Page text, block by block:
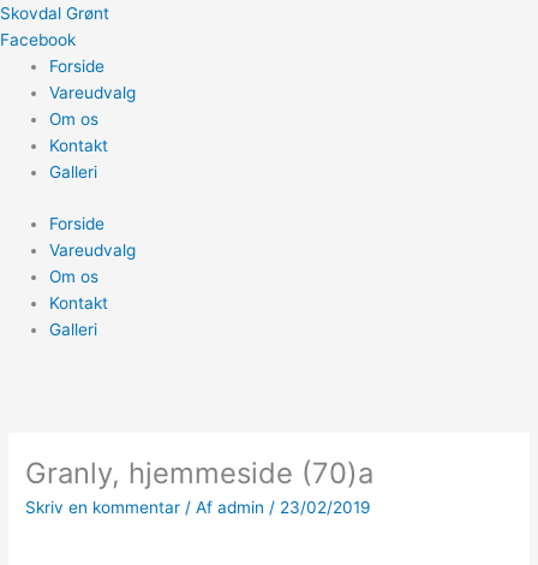
Gå
til
indholdet
Skovdal Grønt
Facebook
Forside
Vareudvalg
Om os
Kontakt
Galleri
Forside
Vareudvalg
Om os
Kontakt
Galleri
Granly, hjemmeside (70)a
Skriv en kommentar / Afadmin / 23/02/2019